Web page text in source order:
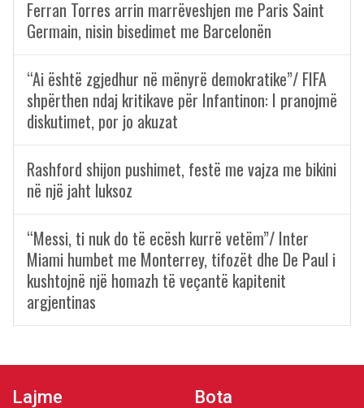
Ferran Torres arrin marrëveshjen me Paris Saint
Germain, nisin bisedimet me Barcelonën
“Ai është zgjedhur në mënyrë demokratike”/ FIFA
shpërthen ndaj kritikave për Infantinon: I pranojmë
diskutimet, por jo akuzat
Rashford shijon pushimet, festë me vajza me bikini
në një jaht luksoz
“Messi, ti nuk do të ecësh kurrë vetëm”/ Inter
Miami humbet me Monterrey, tifozët dhe De Paul i
kushtojnë një homazh të veçantë kapitenit
argjentinas
Lajme Bota